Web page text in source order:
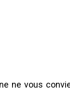
ne vous